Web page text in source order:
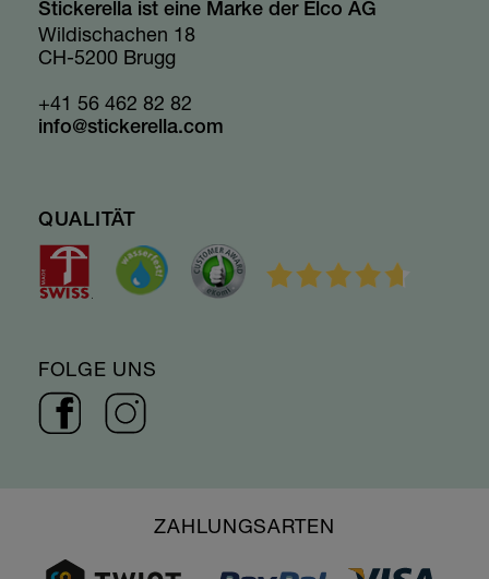
Stickerella ist eine Marke der Elco AG
Wildischachen 18
CH-5200 Brugg
+41 56 462 82 82
info@stickerella.com
QUALITÄT
FOLGE UNS
ZAHLUNGSARTEN